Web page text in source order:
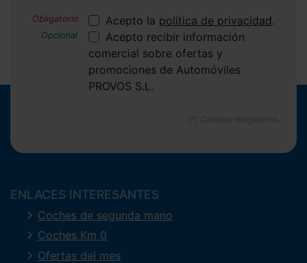
Acepto la política de privacidad.
Acepto recibir información
comercial sobre ofertas y
promociones de Automóviles
PROVOS S.L.
ENLACES INTERESANTES
Coches de segunda mano
Coches Km 0
Ofertas del mes